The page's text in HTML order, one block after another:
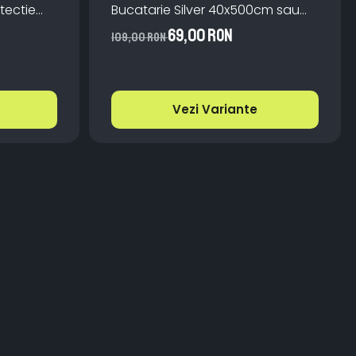
Bucatarie Silver 40x500cm sau
60x300cm
109,00 RON69,00 RON
Vezi Variante